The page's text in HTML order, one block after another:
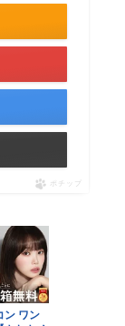
ポチップ